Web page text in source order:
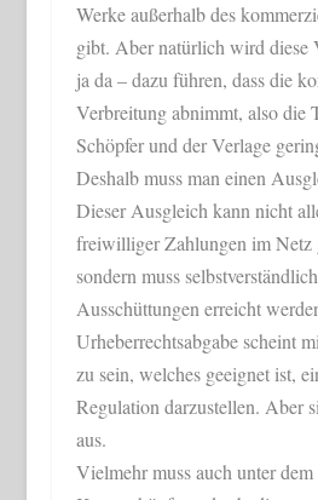
Werke außerhalb des
gibt. Aber natürlich wird diese
ja da – dazu führen, dass die
Verbreitung abnimmt, also die
Schöpfer und der Verlage
Deshalb muss man einen
Dieser Ausgleich kann nicht
freiwilliger Zahlungen im Netz
sondern muss
Ausschüttungen erreicht
Urheberrechtsabgabe scheint
zu sein, welches geeignet ist,
Regulation darzustellen. Aber
aus.
Vielmehr muss auch unter